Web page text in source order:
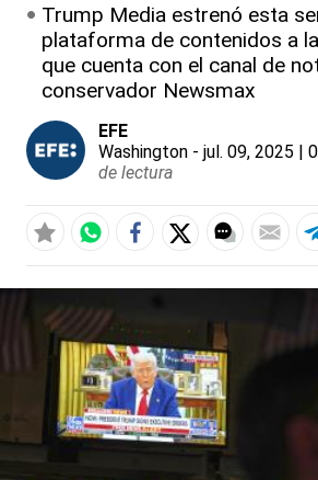
Trump Media estrenó esta
plataforma de contenidos a
que cuenta con el canal de
conservador Newsmax
EFE
Washington - jul. 09, 2025 |
de lectura